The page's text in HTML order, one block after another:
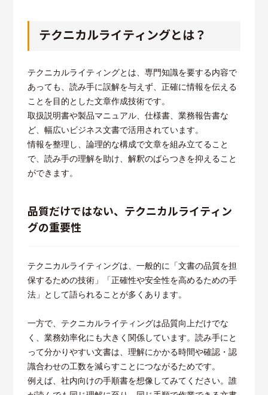
テクニカルライティングとは？
テクニカルライティングとは、専門知識を要する内容で
あっても、読み手に誤解を与えず、正確に情報を伝える
ことを目的とした文章作成技術です。
取扱説明書や製品マニュアル、仕様書、業務報告書な
ど、幅広いビジネス文書で活用されています。
情報を整理し、論理的な構成で文章を組み立てること
で、読み手の理解を助け、解釈のばらつきを抑えること
ができます。
品質だけではない、テクニカルライティン
グの重要性
テクニカルライティングは、一般的に「文書の品質を担
保するための技術」「正確性や安全性を高めるための手
法」として語られることが多くあります。
一方で、テクニカルライティングは品質向上だけでな
く、業務効率化にも大きく関係しています。読み手にと
って分かりやすい文書は、理解にかかる時間や確認・認
識合わせの工数を減らすことにつながるためです。
例えば、社内向けの手順書を想像してみてください。誰